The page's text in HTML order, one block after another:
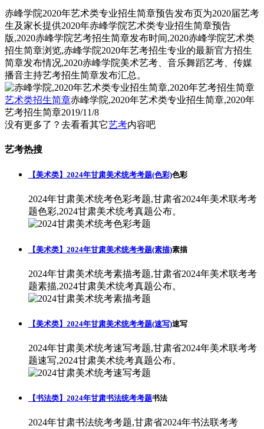
赤峰学院2020年艺术类专业招生简章预告发布页为2020届艺考
生及家长提供2020年赤峰学院艺术类专业招生简章预告
版,2020赤峰学院艺考招生简章发布时间,2020赤峰学院艺术类
招生简章浏览,赤峰学院2020年艺考招生专业的最新官方招生
简章发布情况,2020赤峰学院美术艺考、音乐舞蹈艺考、传媒
播音主持艺考招生简章发布汇总。
艺术类招生简章赤峰学院,2020年艺术类专业招生简章,2020年
艺考招生简章2019/11/8
没有更多了？去看看其它艺考内容吧
艺考热搜
【美术类】2024年甘肃美术统考考题(色彩)色彩
2024年甘肃美术统考色彩考题,甘肃省2024年美术联考考
题色彩,2024甘肃美术统考真题公布。
【美术类】2024年甘肃美术统考考题(素描)素描
2024年甘肃美术统考素描考题,甘肃省2024年美术联考考
题素描,2024甘肃美术统考真题公布。
【美术类】2024年甘肃美术统考考题(速写)速写
2024年甘肃美术统考速写考题,甘肃省2024年美术联考考
题速写,2024甘肃美术统考真题公布。
【书法类】2024年甘肃书法统考考题书法
2024年甘肃书法统考考题,甘肃省2024年书法联考考